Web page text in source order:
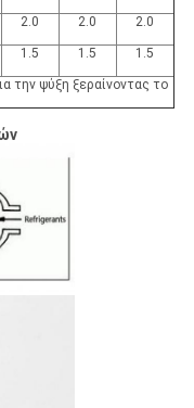
2.0 2.0 2.0
1.5 1.5 1.5
την ψύξη ξεραίνοντας το